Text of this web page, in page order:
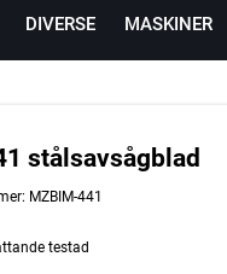
DIVERSE MASKINER
stålsavsågblad
MZBIM-441
testad